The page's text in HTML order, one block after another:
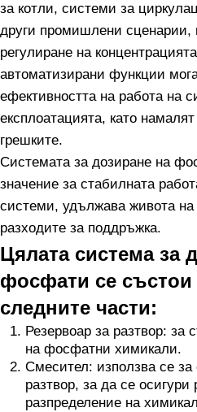
за котли, системи за
други промишлени сценарии,
регулиране на
автоматизирани функции
ефективността на работа на
експлоатацията, като
грешките.
Системата за дозиране на
значение за стабилната
системи, удължава живота
разходите за поддръжка.
Цялата система за
фосфати се състои
следните части:
Резервоар за разтвор: за
на фосфатни химикали.
Смесител: използва се
разтвор, за да се осигури
разпределение на